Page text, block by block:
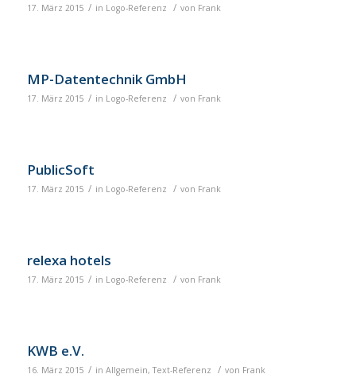
17. März 2015 / in Logo-Referenz / von Frank
MP-Datentechnik GmbH
17. März 2015 / in Logo-Referenz / von Frank
PublicSoft
17. März 2015 / in Logo-Referenz / von Frank
relexa hotels
17. März 2015 / in Logo-Referenz / von Frank
KWB e.V.
16. März 2015 / in Allgemein,Text-Referenz / von Frank